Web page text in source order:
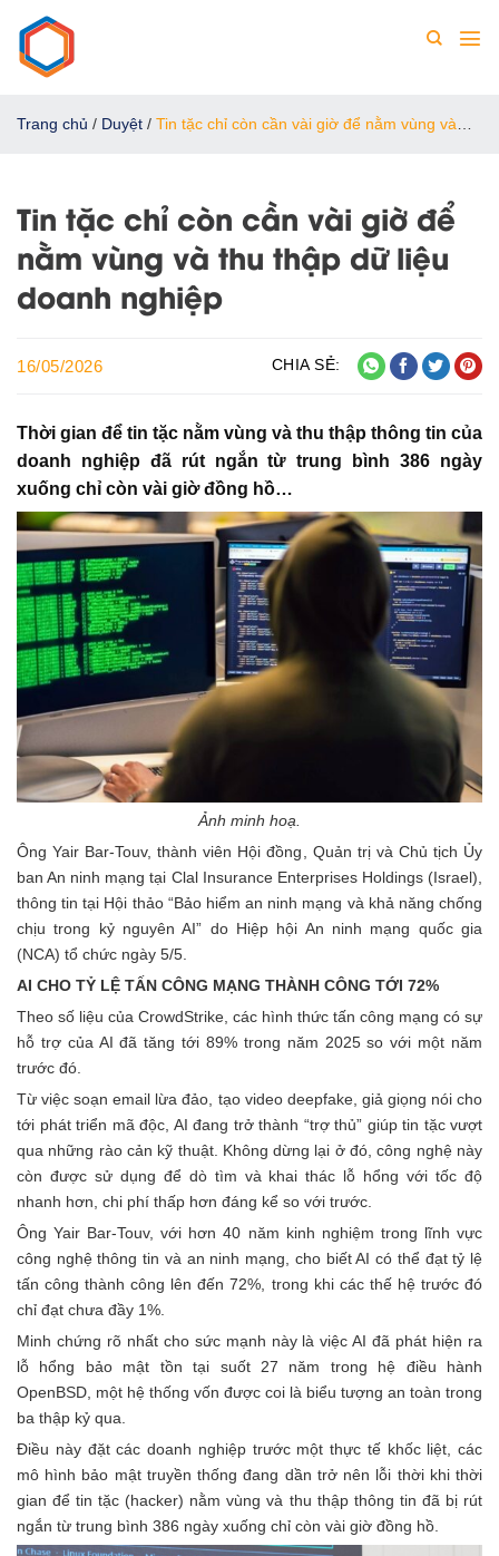
đến
nội
Trang chủ / Duyệt / Tin tặc chỉ còn cần vài giờ để nằm vùng và
Tin tặc chỉ còn cần vài giờ để
nằm vùng và thu thập dữ liệu
doanh nghiệp
16/05/2026 CHIA SẺ:
Thời gian để tin tặc nằm vùng và thu thập thông tin của
doanh nghiệp đã rút ngắn từ trung bình 386 ngày
xuống chỉ còn vài giờ đồng hồ…
Ảnh minh hoạ.
Ông Yair Bar-Touv, thành viên Hội đồng, Quản trị và Chủ tịch Ủy
ban An ninh mạng tại Clal Insurance Enterprises Holdings (Israel),
thông tin tại Hội thảo “Bảo hiểm an ninh mạng và khả năng chống
chịu trong kỷ nguyên AI” do Hiệp hội An ninh mạng quốc gia
(NCA) tổ chức ngày 5/5.
AI CHO TỶ LỆ TẤN CÔNG MẠNG THÀNH CÔNG TỚI 72%
Theo số liệu của CrowdStrike, các hình thức tấn công mạng có sự
hỗ trợ của AI đã tăng tới 89% trong năm 2025 so với một năm
trước đó.
Từ việc soạn email lừa đảo, tạo video deepfake, giả giọng nói cho
tới phát triển mã độc, AI đang trở thành “trợ thủ” giúp tin tặc vượt
qua những rào cản kỹ thuật. Không dừng lại ở đó, công nghệ này
còn được sử dụng để dò tìm và khai thác lỗ hổng với tốc độ
nhanh hơn, chi phí thấp hơn đáng kể so với trước.
Ông Yair Bar-Touv, với hơn 40 năm kinh nghiệm trong lĩnh vực
công nghệ thông tin và an ninh mạng, cho biết AI có thể đạt tỷ lệ
tấn công thành công lên đến 72%, trong khi các thế hệ trước đó
chỉ đạt chưa đầy 1%.
Minh chứng rõ nhất cho sức mạnh này là việc AI đã phát hiện ra
lỗ hổng bảo mật tồn tại suốt 27 năm trong hệ điều hành
OpenBSD, một hệ thống vốn được coi là biểu tượng an toàn trong
ba thập kỷ qua.
Điều này đặt các doanh nghiệp trước một thực tế khốc liệt, các
mô hình bảo mật truyền thống đang dần trở nên lỗi thời khi thời
gian để tin tặc (hacker) nằm vùng và thu thập thông tin đã bị rút
ngắn từ trung bình 386 ngày xuống chỉ còn vài giờ đồng hồ.